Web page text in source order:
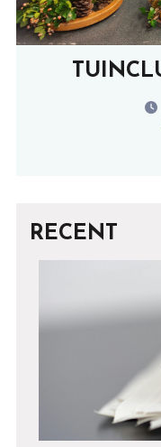
RECENT